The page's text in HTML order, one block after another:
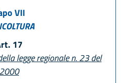
VII
17
legge regionale n. 23 del
2000